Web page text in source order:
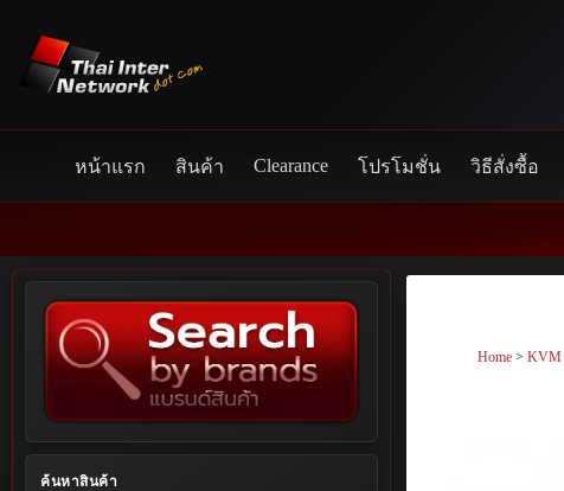
content
หน้าแรก สินค้า Clearance โปรโมชั่น วิธีสั่งซื้อ
Home >KVM
ค้นหาสินค้า